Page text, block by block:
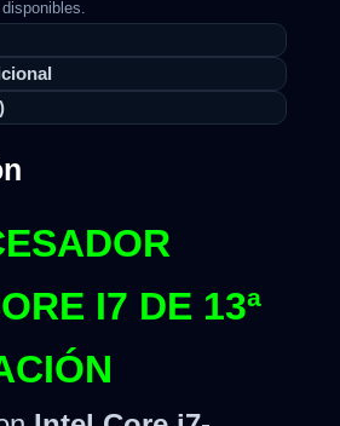
I7 DE 13ª